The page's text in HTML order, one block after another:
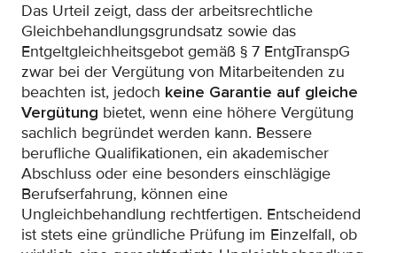
Das Urteil zeigt, dass der arbeitsrechtliche
Gleichbehandlungsgrundsatz sowie das
Entgeltgleichheitsgebot gemäß § 7 EntgTranspG
zwar bei der Vergütung von Mitarbeitenden zu
beachten ist, jedoch keine Garantie auf gleiche
Vergütung bietet, wenn eine höhere Vergütung
sachlich begründet werden kann. Bessere
berufliche Qualifikationen, ein akademischer
Abschluss oder eine besonders einschlägige
Berufserfahrung, können eine
Ungleichbehandlung rechtfertigen. Entscheidend
ist stets eine gründliche Prüfung im Einzelfall, ob